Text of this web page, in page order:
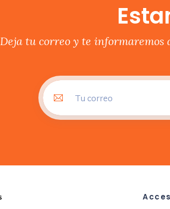
Deja tu correo y te informaremos